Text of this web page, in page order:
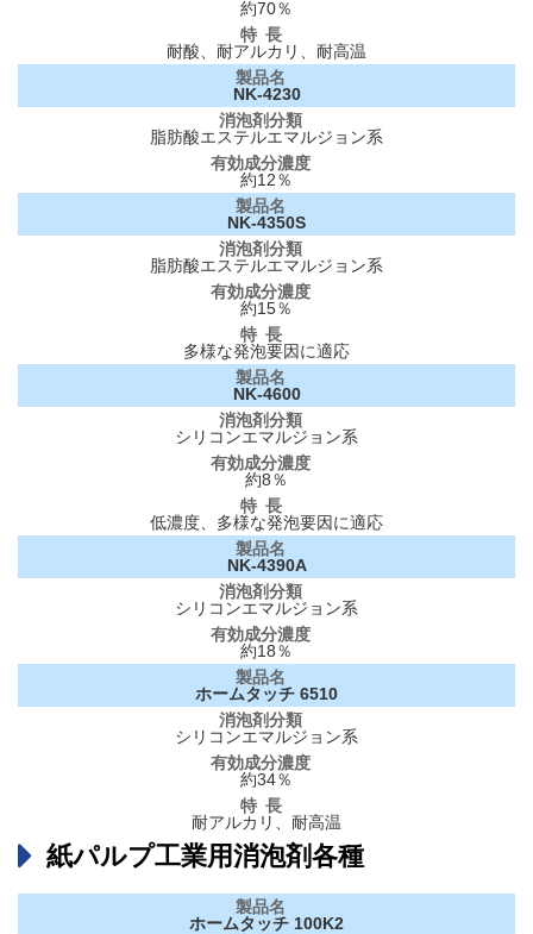
約70％
耐酸、耐アルカリ、耐高温
NK-4230
脂肪酸エステルエマルジョン系
約12％
NK-4350S
脂肪酸エステルエマルジョン系
約15％
多様な発泡要因に適応
NK-4600
シリコンエマルジョン系
約8％
低濃度、多様な発泡要因に適応
NK-4390A
シリコンエマルジョン系
約18％
ホームタッチ 6510
シリコンエマルジョン系
約34％
耐アルカリ、耐高温
紙パルプ工業用消泡剤各種
ホームタッチ 100K2